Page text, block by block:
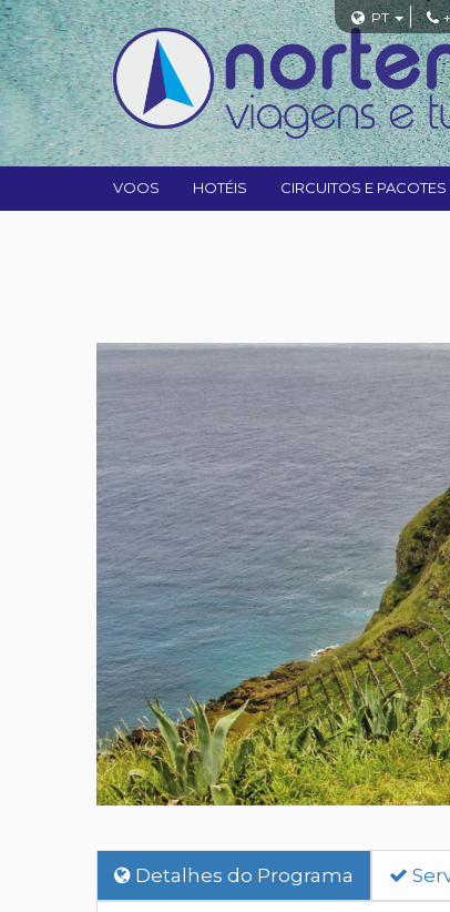
PT
VOOS HOTÉIS CIRCUITOS E PACOTES
Detalhes do Programa